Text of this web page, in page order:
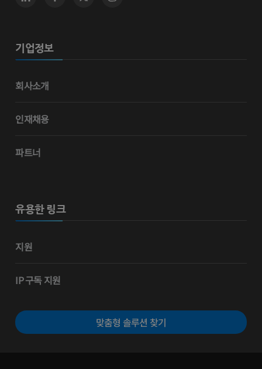
기업정보
회사소개
인재채용
파트너
유용한 링크
지원
IP 구독 지원
맞춤형 솔루션 찾기